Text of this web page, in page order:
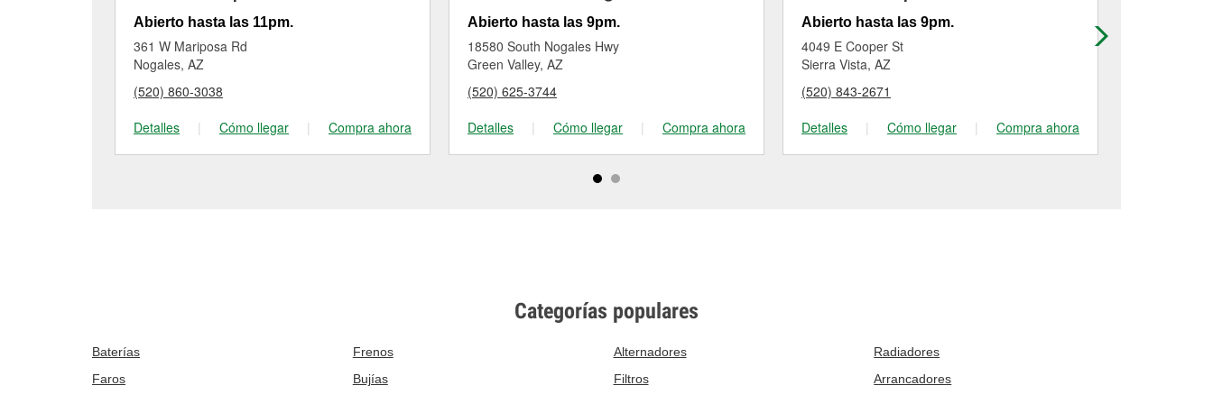
Abierto hasta las 11pm.
361 W Mariposa Rd
Nogales, AZ
(520) 860-3038
Detalles
| Cómo llegar | Compra ahora
Abierto hasta las 9pm.
18580 South Nogales Hwy
Green Valley, AZ
(520) 625-3744
Detalles
| Cómo llegar | Compra ahora
Abierto hasta las 9pm.
4049 E Cooper St
Sierra Vista, AZ
(520) 843-2671
Detalles
| Cómo llegar | Compra ahora
Categorías populares
Baterías Frenos Alternadores
Radiadores
Faros
Bujías Filtros Arrancadores